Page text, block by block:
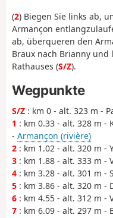
(2) Biegen Sie links ab,
Armançon
ab, überqueren den
Braux nach Brianny und
Rathauses (S/Z).
Wegpunkte
S/Z : km 0 - alt. 323 m -
1 : km 0.33 - alt. 328 m -
- Armançon (rivière)
2 : km 1.02 - alt. 320 m -
3 : km 1.88 - alt. 333 m -
4 : km 3.28 - alt. 301 m -
5 : km 3.86 - alt. 320 m -
6 : km 4.55 - alt. 312 m -
7 : km 6.09 - alt. 297 m -